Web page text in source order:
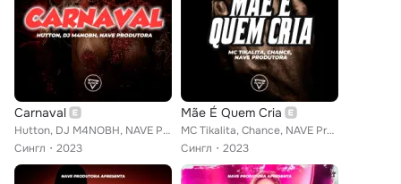
Carnaval
Hutton, DJ M4NOBH, NAVE Produtora
Сингл
2023
Mãe É Quem Cria
MC Tikalita, Chance, NAVE Produtora
Сингл
2023